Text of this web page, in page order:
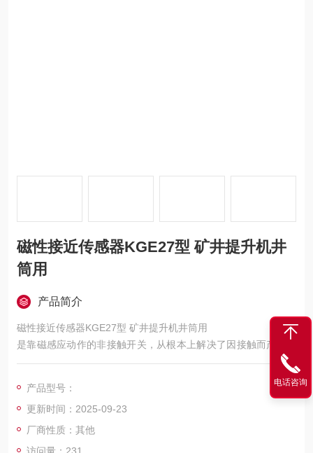
磁性接近传感器KGE27型 矿井提升机井
筒用
产品简介
磁性接近传感器KGE27型 矿井提升机井筒用
是靠磁感应动作的非接触开关，从根本上解决了因接触而产生误
动作的问题。反应速度较快：响应时间小于2.5ms。安装条件：
1.进线嘴安装时不要向上，其它方式不受限制；2.使用时应避免
非激励磁场的影响。
产品型号：
更新时间：2025-09-23
厂商性质：其他
电话咨询